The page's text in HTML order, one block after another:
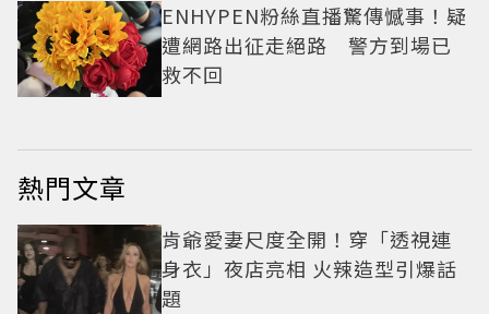
ENHYPEN粉絲直播驚傳憾事！疑
遭網路出征走絕路 警方到場已
救不回
熱門文章
肯爺愛妻尺度全開！穿「透視連
身衣」夜店亮相 火辣造型引爆話
題